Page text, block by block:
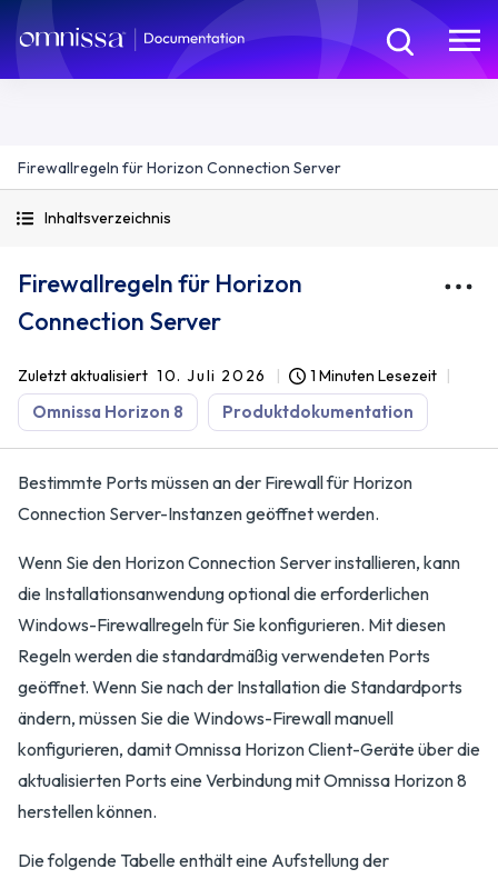
Firewallregeln für Horizon Connection Server
Inhaltsverzeichnis
Firewallregeln für Horizon
Connection Server
Zuletzt aktualisiert 10. Juli 2026 1 Minuten Lesezeit
Omnissa Horizon 8 Produktdokumentation
Bestimmte Ports müssen an der Firewall für Horizon
Connection Server-Instanzen geöffnet werden.
Wenn Sie den Horizon Connection Server installieren, kann
die Installationsanwendung optional die erforderlichen
Windows-Firewallregeln für Sie konfigurieren. Mit diesen
Regeln werden die standardmäßig verwendeten Ports
geöffnet. Wenn Sie nach der Installation die Standardports
ändern, müssen Sie die Windows-Firewall manuell
konfigurieren, damit Omnissa Horizon Client-Geräte über die
aktualisierten Ports eine Verbindung mit Omnissa Horizon 8
herstellen können.
Die folgende Tabelle enthält eine Aufstellung der